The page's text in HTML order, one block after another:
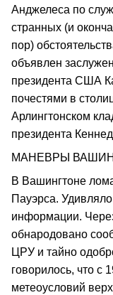
Анджелеса по
странных (и
пор)
объявлен
президента США
почестями в
Арлингтонском
президента
МАНЕВРЫ
В Вашингтоне
Пауэрса.
информации.
обнародовано
ЦРУ и тайно
говорилось, что с
метеоусловий